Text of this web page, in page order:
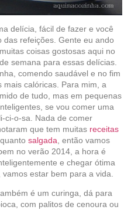
delícia, fácil de fazer e você
refeições. Gente eu ando
coisas gostosas aqui no
semana para essas delícias.
comendo saudável e no fim
calóricas. Para mim, a
de tudo, mas em pequenas
se vou comer uma
ci-o-sa. Nada de comer
que tem muitas receitas
, quanto salgada , então vamos
no verão 2014, a hora é
e chegar ótima
estar bem para a vida.
é um curinga, dá para
com palitos de cenoura ou